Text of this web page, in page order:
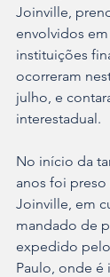
Joinville,
envolvidos
instituições
ocorreram
julho, e
interestadual.
No início da
anos foi
Joinville, em
mandado de
expedido
Paulo, onde é